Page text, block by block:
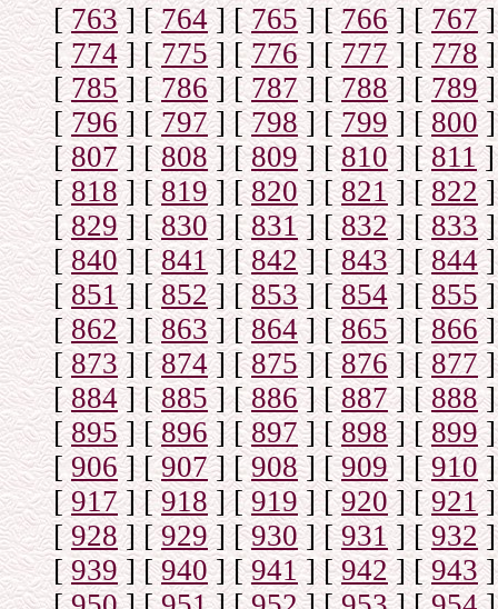
[763] [764] [765] [766] [767]
[ 774] [775] [776] [777] [778]
[785] [786] [787] [788] [789]
[796] [797] [798] [799] [ 800]
[807] [808] [809] [810] [811]
[818] [819] [820] [821] [822]
[829] [830] [831] [832] [833]
[840] [841] [842] [843] [844]
[851] [852] [853] [854] [ 855]
[862] [863] [864] [865] [866]
[873] [874] [875] [876] [877]
[884] [885] [886] [887] [888]
[895] [896] [897] [898] [899]
[906] [907] [908] [909] [910]
[917] [918] [ 919] [920] [921]
[928] [929] [930] [931] [932]
[939] [940] [941] [942] [943]